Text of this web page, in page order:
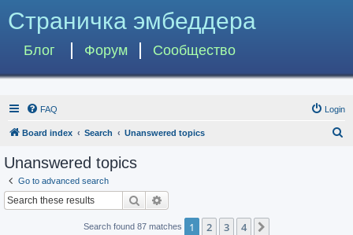
Страничка эмбеддера
Блог Форум Сообщество
FAQ Login
Board index Search Unanswered topics
Unanswered topics
Go to advanced search
Search
Search found 87 matches 1 2 3 4